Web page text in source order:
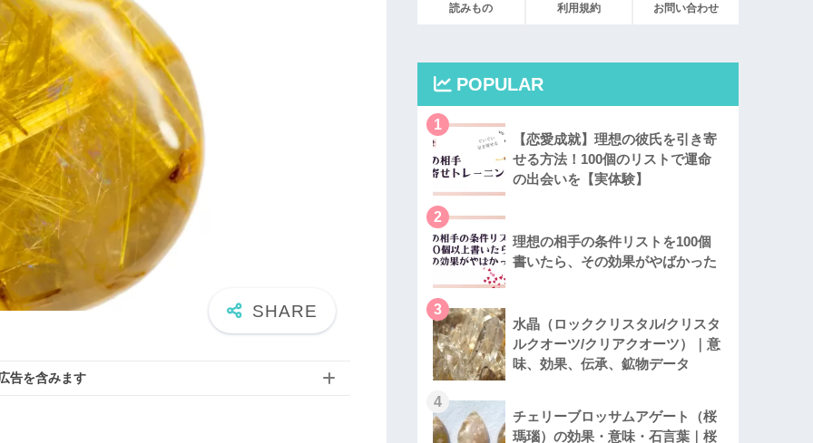
告を含みます
読みもの 利用規約 お問い合わせ
POPULAR
1
【恋愛成就】理想の彼氏を引き寄
せる方法！100個のリストで運命
の出会いを【実体験】
2
理想の相手の条件リストを100個
書いたら、その効果がやばかった
3
水晶（ロッククリスタル/クリスタ
ルクオーツ/クリアクオーツ）｜意
味、効果、伝承、鉱物データ
4
チェリーブロッサムアゲート（桜
瑪瑙）の効果・意味・石言葉｜桜